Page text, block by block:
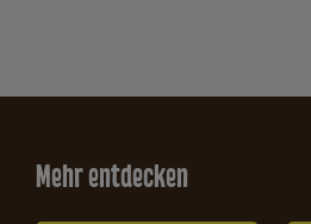
Mehr entdecken